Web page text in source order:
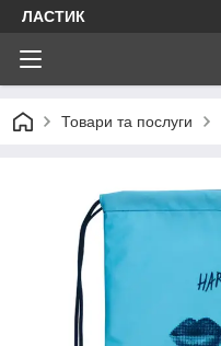
ЛАСТИК
Товари та послуги